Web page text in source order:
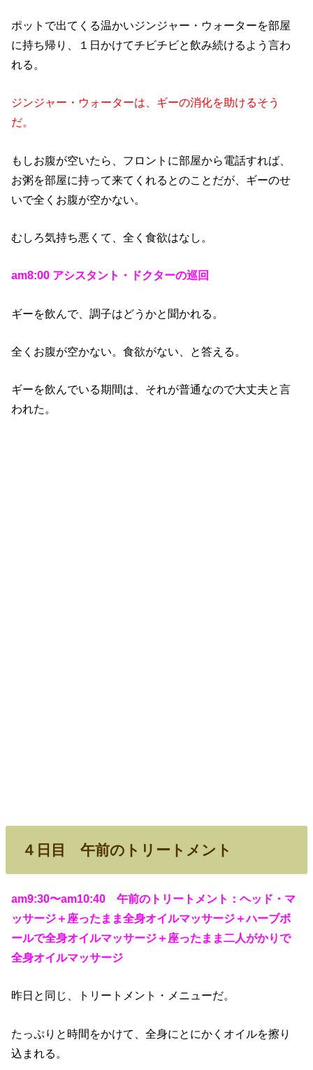
ポットで出てくる温かいジンジャー・ウォーターを部屋
に持ち帰り、１日かけてチビチビと飲み続けるよう言わ
れる。
ジンジャー・ウォーターは、ギーの消化を助けるそう
だ。
もしお腹が空いたら、フロントに部屋から電話すれば、
お粥を部屋に持って来てくれるとのことだが、ギーのせ
いで全くお腹が空かない。
むしろ気持ち悪くて、全く食欲はなし。
am8:00 アシスタント・ドクターの巡回
ギーを飲んで、調子はどうかと聞かれる。
全くお腹が空かない。食欲がない、と答える。
ギーを飲んでいる期間は、それが普通なので大丈夫と言
われた。
４日目 午前のトリートメント
am9:30〜am10:40 午前のトリートメント：ヘッド・マ
ッサージ＋座ったまま全身オイルマッサージ＋ハーブボ
ールで全身オイルマッサージ＋座ったまま二人がかりで
全身オイルマッサージ
昨日と同じ、トリートメント・メニューだ。
たっぷりと時間をかけて、全身にとにかくオイルを擦り
込まれる。